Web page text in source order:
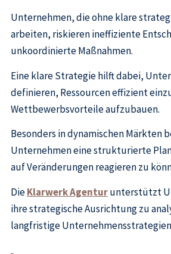
Unternehmen, die ohne klare
arbeiten, riskieren ineffiziente
unkoordinierte Maßnahmen.
Eine klare Strategie hilft dabei,
definieren, Ressourcen effizient
Wettbewerbsvorteile aufzubauen.
Besonders in dynamischen Märkten
Unternehmen eine strukturierte
auf Veränderungen reagieren zu
DieKlarwerk Agenturunterstützt
ihre strategische Ausrichtung zu
langfristige